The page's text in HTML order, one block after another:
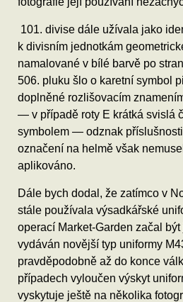
101. divise dále užívala jako
k divisním jednotkám
namalované v bílé barvě po
506. pluku šlo o karetní symbol
doplněné rozlišovacím
— v případě roty E krátká svislá
symbolem — odznak
označení na helmě však
aplikováno.
Dále bych dodal, že zatímco v
stále používala výsadkářské
operací Market-Garden začal
vydáván novější typ uniformy
pravděpodobně až do konce
případech vyloučen výskyt
vyskytuje ještě na několika